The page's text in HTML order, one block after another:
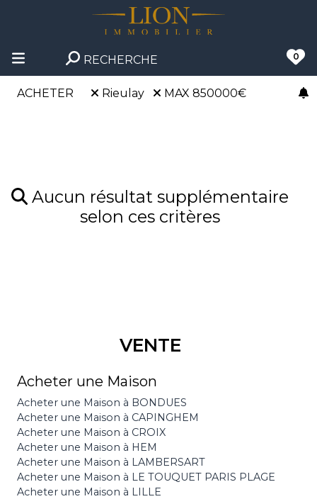
RECHERCHE 0
ACHETER Rieulay MAX 850000€
Aucun résultat supplémentaire
selon ces critères
VENTE
Acheter une Maison
Acheter une Maison à BONDUES
Acheter une Maison à CAPINGHEM
Acheter une Maison à CROIX
Acheter une Maison à HEM
Acheter une Maison à LAMBERSART
Acheter une Maison à LE TOUQUET PARIS PLAGE
Acheter une Maison à LILLE